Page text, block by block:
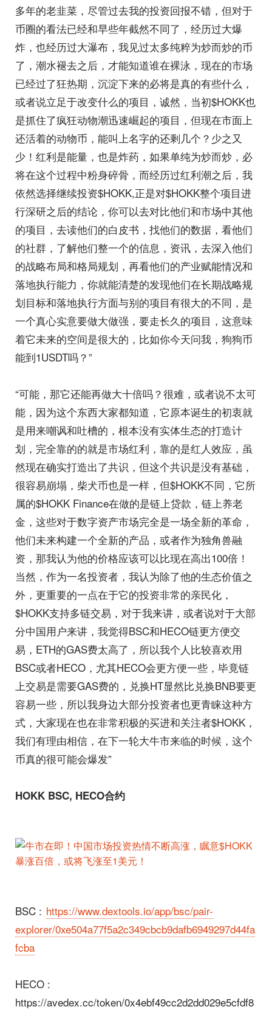
多年的老韭菜，尽管过去我的投资回报不错，但对于
币圈的看法已经和早些年截然不同了，经历过大爆
炸，也经历过大瀑布，我见过太多纯粹为炒而炒的币
了，潮水褪去之后，才能知道谁在裸泳，现在的市场
已经过了狂热期，沉淀下来的必将是真的有些什么，
或者说立足于改变什么的项目，诚然，当初$HOKK也
是抓住了疯狂动物潮迅速崛起的项目，但现在市面上
还活着的动物币，能叫上名字的还剩几个？少之又
少！红利是能量，也是炸药，如果单纯为炒而炒，必
将在这个过程中粉身碎骨，而经历过红利潮之后，我
依然选择继续投资$HOKK,正是对$HOKK整个项目进
行深研之后的结论，你可以去对比他们和市场中其他
的项目，去读他们的白皮书，找他们的数据，看他们
的社群，了解他们整一个的信息，资讯，去深入他们
的战略布局和格局规划，再看他们的产业赋能情况和
落地执行能力，你就能清楚的发现他们在长期战略规
划目标和落地执行方面与别的项目有很大的不同，是
一个真心实意要做大做强，要走长久的项目，这意味
着它未来的空间是很大的，比如你今天问我，狗狗币
能到1USDT吗？”
“可能，那它还能再做大十倍吗？很难，或者说不太可
能，因为这个东西大家都知道，它原本诞生的初衷就
是用来嘲讽和吐槽的，根本没有实体生态的打造计
划，完全靠的的就是市场红利，靠的是红人效应，虽
然现在确实打造出了共识，但这个共识是没有基础，
很容易崩塌，柴犬币也是一样，但$HOKK不同，它所
属的$HOKK Finance在做的是链上贷款，链上养老
金，这些对于数字资产市场完全是一场全新的革命，
他们未来构建一个全新的产品，或者作为独角兽融
资，那我认为他的价格应该可以比现在高出100倍！
当然，作为一名投资者，我认为除了他的生态价值之
外，更重要的一点在于它的投资非常的亲民化，
$HOKK支持多链交易，对于我来讲，或者说对于大部
分中国用户来讲，我觉得BSC和HECO链更方便交
易，ETH的GAS费太高了，所以我个人比较喜欢用
BSC或者HECO，尤其HECO会更方便一些，毕竟链
上交易是需要GAS费的，兑换HT显然比兑换BNB要更
容易一些，所以我身边大部分投资者也更青睐这种方
式，大家现在也在非常积极的买进和关注者$HOKK，
我们有理由相信，在下一轮大牛市来临的时候，这个
币真的很可能会爆发”
HOKK BSC, HECO合约
BSC : https://www.dextools.io/app/bsc/pair-
explorer/0xe504a77f5a2c349cbcb9dafb6949297d44fa
fcba
HECO :
https://avedex.cc/token/0x4ebf49cc2d2dd029e5cfdf8